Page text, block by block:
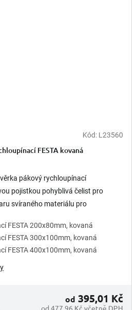
Kód: L23560
FESTA kovaná
pákový rychloupínací
pojistkou pohyblivá čelist pro
svíraného materiálu pro
FESTA 200x80mm, kovaná
FESTA 300x100mm, kovaná
FESTA 400x100mm, kovaná
od 477,96 Kč včetně DPH
od 395,01 Kč